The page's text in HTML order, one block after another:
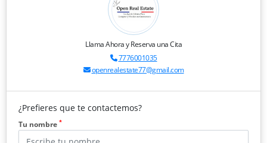
Llama Ahora y Reserva una Cita
7776001035
openrealestate77@gmail.com
¿Prefieres que te contactemos?
Tu nombre *